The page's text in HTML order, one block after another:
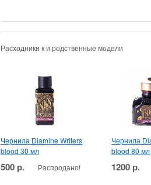
Расходники к и родственные модели
Чернила Diamine Writers
blood 30 мл
500 р. Распродано!
Чернила
blood 80 мл
1200 р.